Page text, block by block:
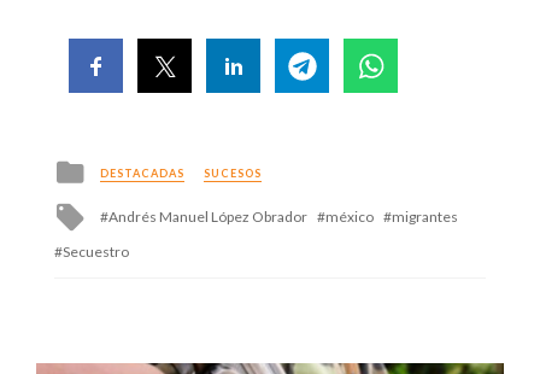
Posted
in
DESTACADAS SUCESOS
Tagged
Andrés Manuel López Obrador méxico
migrantes
Secuestro